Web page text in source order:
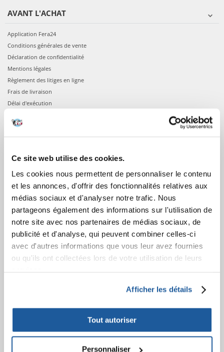
Ce site web utilise des cookies.
Les cookies nous permettent de personnaliser le contenu
et les annonces, d'offrir des fonctionnalités relatives aux
médias sociaux et d'analyser notre trafic. Nous
partageons également des informations sur l'utilisation de
notre site avec nos partenaires de médias sociaux, de
publicité et d'analyse, qui peuvent combiner celles-ci
avec d'autres informations que vous leur avez fournies
ou qu'ils ont collectées lors de votre utilisation de leurs
Afficher les détails
Tout autoriser
Personnaliser
AVANT L'ACHAT
Application Fera24
Conditions générales de vente
Déclaration de confidentialité
Mentions légales
Règlement des litiges en ligne
Frais de livraison
Délai d'exécution
À propos de nous
COMMANDES
Confirmation de la commande
Connexion à votre compte
Informations sur la commande
Votre commande
APRÈS L'ACHAT
Factures
APPRENEZ À NOUS CONNAÎTRE
A propos de nous